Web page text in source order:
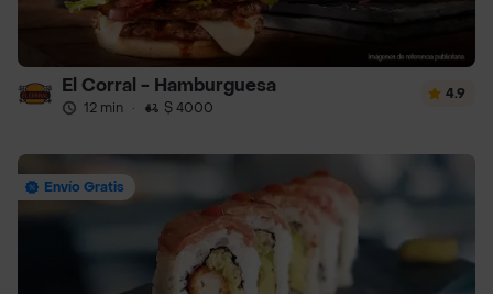
El Corral - Hamburguesa
12 min · $ 4000
4.9
Envío Gratis